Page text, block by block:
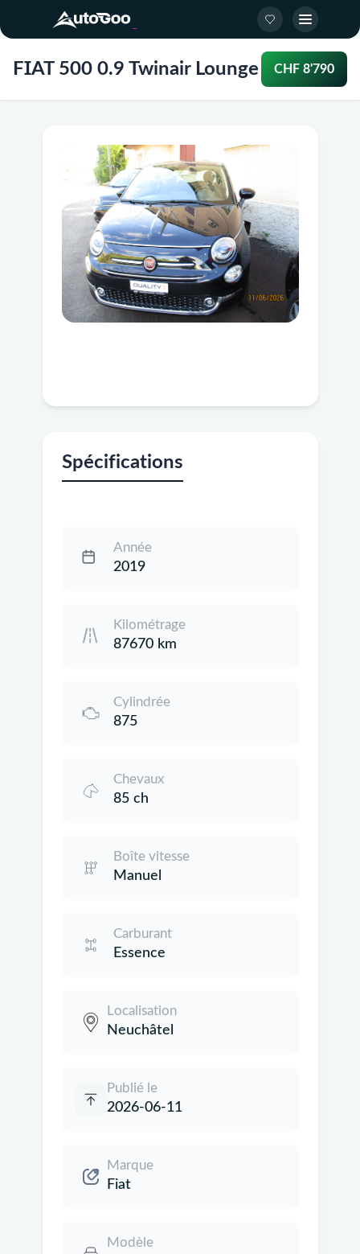
FIAT 500 0.9 Twinair Lounge CHF 8'790
Spécifications
Année
2019
Kilométrage
87670 km
Cylindrée
875
Chevaux
85 ch
Boîte vitesse
Manuel
Carburant
Essence
Localisation
Neuchâtel
Publié le
2026-06-11
Marque
Fiat
Modèle